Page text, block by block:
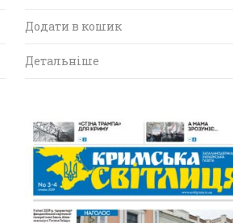
Додати в кошик
Детальніше